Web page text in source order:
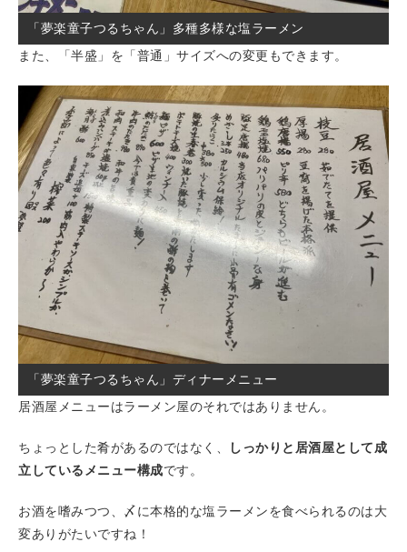
「夢楽童子つるちゃん」多種多様な塩ラーメン
また、「半盛」を「普通」サイズへの変更もできます。
「夢楽童子つるちゃん」ディナーメニュー
居酒屋メニューはラーメン屋のそれではありません。
ちょっとした肴があるのではなく、
しっかりと居酒屋として成
立しているメニュー構成です。
お酒を嗜みつつ、〆に本格的な塩ラーメンを食べられるのは大
変ありがたいですね！